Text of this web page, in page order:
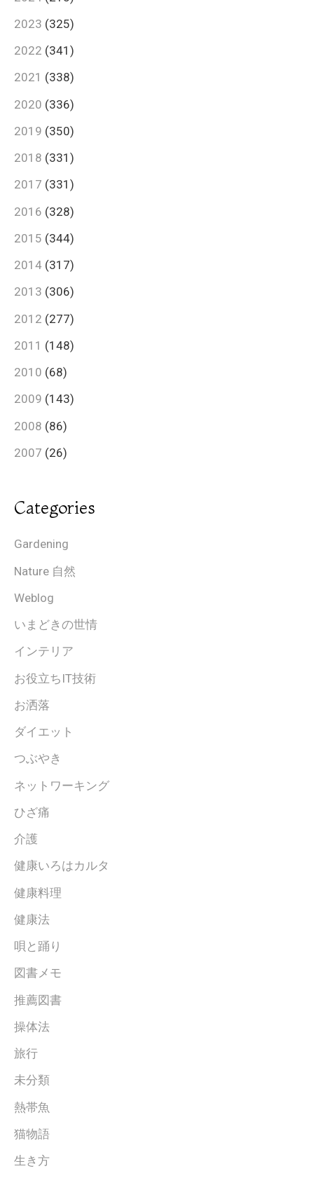
2023 (325)
2022 (341)
2021 (338)
2020 (336)
2019 (350)
2018 (331)
2017 (331)
2016 (328)
2015 (344)
2014 (317)
2013 (306)
2012 (277)
2011 (148)
2010 (68)
2009 (143)
2008 (86)
2007 (26)
Categories
Gardening
Nature 自然
Weblog
いまどきの世情
インテリア
お役立ちIT技術
お洒落
ダイエット
つぶやき
ネットワーキング
ひざ痛
介護
健康いろはカルタ
健康料理
健康法
唄と踊り
図書メモ
推薦図書
操体法
旅行
未分類
熱帯魚
猫物語
生き方